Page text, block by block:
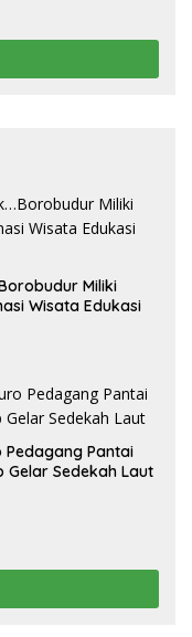
Miliki
Wisata Edukasi
Pedagang Pantai
Gelar Sedekah Laut